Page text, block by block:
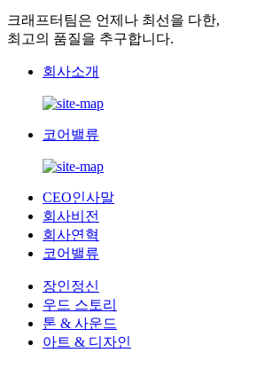
크래프터팀은 언제나 최선을 다한,
최고의 품질을 추구합니다.
회사소개
코어밸류
CEO인사말
회사비전
회사연혁
코어밸류
장인정신
우드 스토리
톤 & 사운드
아트 & 디자인